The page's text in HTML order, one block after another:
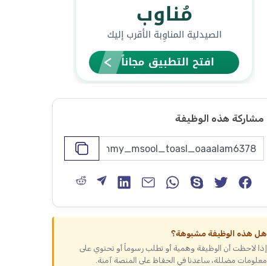
مشاركة هذه الوظيفة
هل هذه الوظيفة مشبوهة؟
إذا لاحظت أن الوظيفة وهمية أو تطلب رسوماً أو تحتوي على
معلومات مضللة، ساعدنا في الحفاظ على المنصة آمنة.